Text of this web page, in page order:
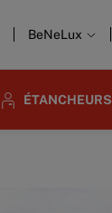
BeNeLux
ÉTANCHEURS